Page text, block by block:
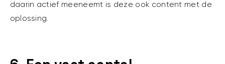
daarin actief meeneemt is deze ook content met de
oplossing.